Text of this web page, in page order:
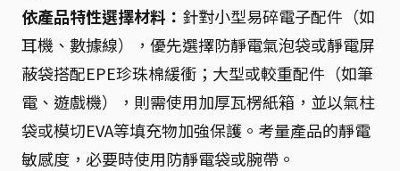
依產品特性選擇材料： 針對小型易碎電子配件（如
耳機、數據線），優先選擇防靜電氣泡袋或靜電屏
蔽袋搭配EPE珍珠棉緩衝；大型或較重配件（如筆
電、遊戲機），則需使用加厚瓦楞紙箱，並以氣柱
袋或模切EVA等填充物加強保護。考量產品的靜電
敏感度，必要時使用防靜電袋或腕帶。